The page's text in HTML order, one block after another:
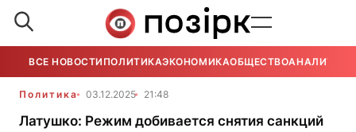
ВСЕ НОВОСТИ ПОЛИТИКАЭКОНОМИКАОБЩЕСТВОАНАЛИТИКА
Политика 03.12.2025 21:48
Латушко: Режим добивается снятия санкций